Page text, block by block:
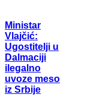
Ministar
Vlajčić:
Ugostitelji u
Dalmaciji
ilegalno
uvoze meso
iz Srbije